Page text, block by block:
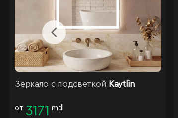
Зеркало с подсветкой Kaytlin
от 3171 mdl